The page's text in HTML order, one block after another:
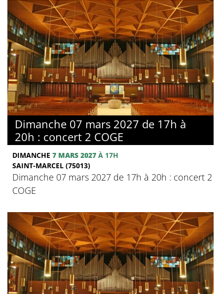
Dimanche 07 mars 2027 de 17h à
20h : concert 2 COGE
DIMANCHE 7 MARS 2027 À 17H
SAINT-MARCEL (75013)
Dimanche 07 mars 2027 de 17h à 20h : concert 2
COGE